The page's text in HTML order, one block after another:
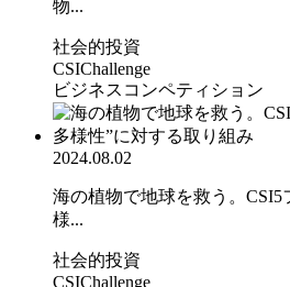
物...
社会的投資
CSIChallenge
ビジネスコンペティション
2024.08.02
海の植物で地球を救う。CSI5
様...
社会的投資
CSIChallenge